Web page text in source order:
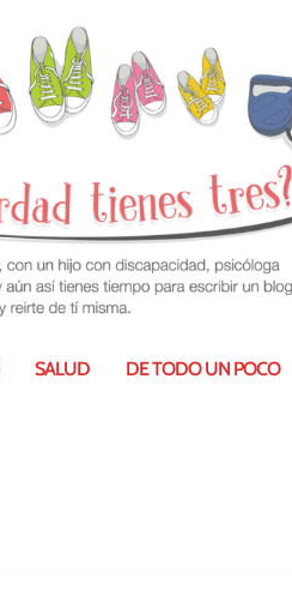
SALUD DE TODO UN POCO